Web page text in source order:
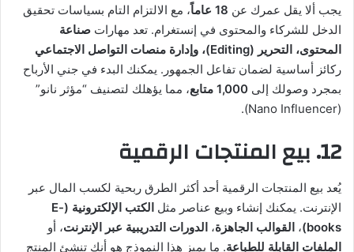
يجب ألا يقل عمرك عن 18 عاماً
، مع الالتزام التام بسياسات تحقيق
الدخل للشركاء والمحتوى في إنستغرام. تعد مهارات صناعة
المحتوى، التحرير (Editing)، وإدارة منصات التواصل الاجتماعي
ركائز أساسية لضمان تفاعل الجمهور. يمكنك البدء في جني الأرباح
بمجرد وصولك إلى 1,000 متابع
، مما يؤهلك لتصنيف “مؤثر نانو”
(Nano Influencer).
12. بيع المنتجات الرقمية
يُعد بيع المنتجات الرقمية أحد أكثر الطرق ربحية لكسب المال عبر
الإنترنت. يمكنك إنشاء وبيع عناصر مثل
الكتب الإلكترونية (E-
books) ، القوالب الجاهزة، الدورات التدريبية عبر الإنترنت، أو
الملفات القابلة للطباعة. ما يميز هذا النموذج هو أنك تنشئ المنتج